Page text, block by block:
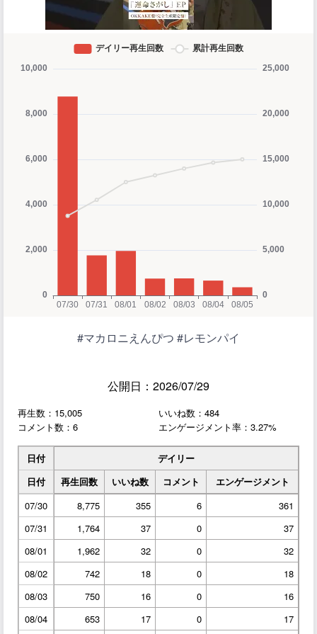
#マカロニえんぴつ #レモンパイ
公開日：2026/07/29
再生数：15,005
いいね数：484
コメント数：6
エンゲージメント率：3.27%
日付
デイリー
日付
再生回数 いいね数 コメント
エンゲージメント
07/30
8,775 355 6
361
07/31
1,764 37 0
37
08/01
1,962 32 0
32
08/02
742 18 0
18
08/03
750 16 0
16
08/04
653 17 0 17